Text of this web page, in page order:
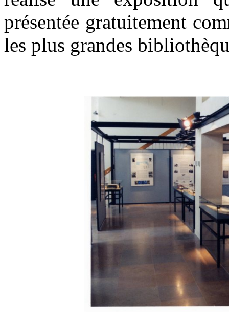
présentée gratuitement
les plus grandes